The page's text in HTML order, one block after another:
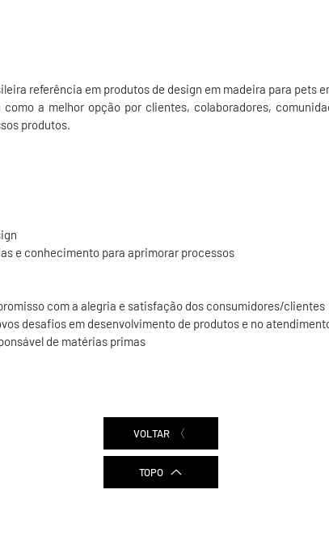
referência em produtos de design em madeira para pets
a melhor opção por clientes, colaboradores,
produtos.
e conhecimento para aprimorar processos
com a alegria e satisfação dos consumidores/clientes
desafios em desenvolvimento de produtos e no
de matérias primas
VOLTAR
TOPO